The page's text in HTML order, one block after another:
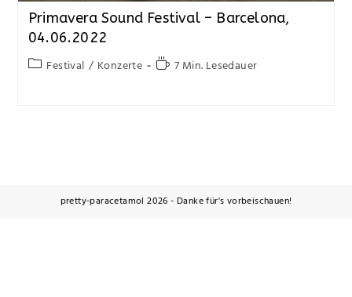
Primavera Sound Festival – Barcelona,
04.06.2022
Festival / Konzerte 7 Min. Lesedauer
pretty-paracetamol 2026 - Danke für's vorbeischauen!